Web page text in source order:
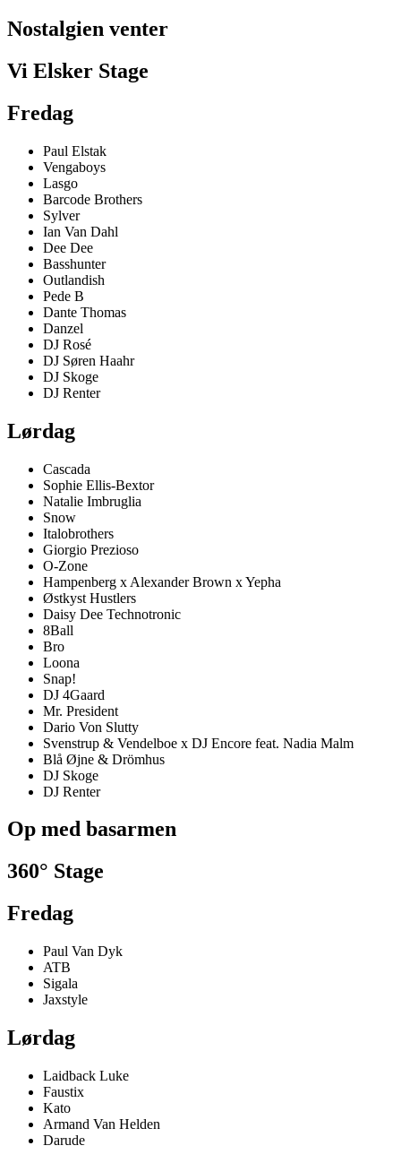
Nostalgien venter
Vi Elsker Stage
Fredag
Paul Elstak
Vengaboys
Lasgo
Barcode Brothers
Sylver
Ian Van Dahl
Dee Dee
Basshunter
Outlandish
Pede B
Dante Thomas
Danzel
DJ Rosé
DJ Søren Haahr
DJ Skoge
DJ Renter
Lørdag
Cascada
Sophie Ellis-Bextor
Natalie Imbruglia
Snow
Italobrothers
Giorgio Prezioso
O-Zone
Hampenberg x Alexander Brown x Yepha
Østkyst Hustlers
Daisy Dee Technotronic
8Ball
Bro
Loona
Snap!
DJ 4Gaard
Mr. President
Dario Von Slutty
Svenstrup & Vendelboe x DJ Encore feat. Nadia Malm
Blå Øjne & Drömhus
DJ Skoge
DJ Renter
Op med basarmen
360° Stage
Fredag
Paul Van Dyk
ATB
Sigala
Jaxstyle
Lørdag
Laidback Luke
Faustix
Kato
Armand Van Helden
Darude